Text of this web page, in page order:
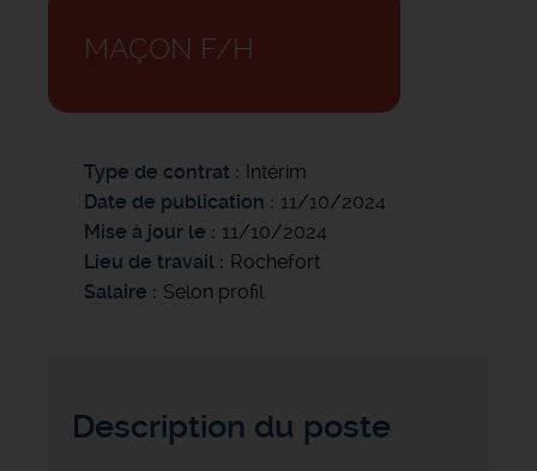
MAÇON F/H
Type de contrat
Intérim
Date de publication
11/10/2024
Mise à jour le
11/10/2024
Lieu de travail
Rochefort
Salaire
Selon profil
Description du poste